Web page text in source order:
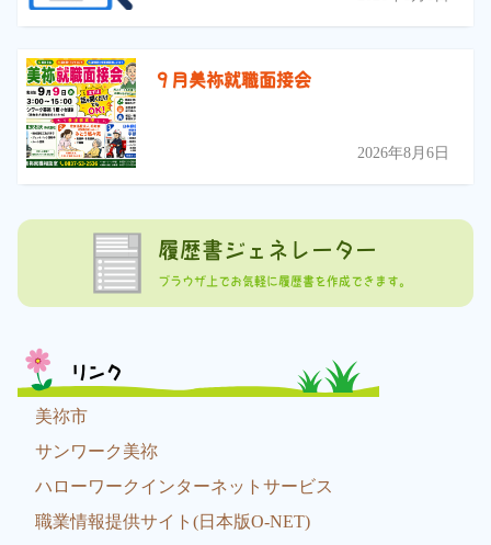
９月美祢就職面接会
2026年8月6日
履歴書ジェネレーター
ブラウザ上でお気軽に履歴書を作成できます。
リンク
美祢市
サンワーク美祢
ハローワークインターネットサービス
職業情報提供サイト(日本版O-NET)